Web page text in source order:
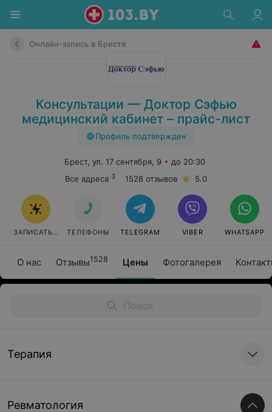
Онлайн-запись в Бресте
Консультации — Доктор Сэфью
медицинский кабинет – прайс-лист
Профиль подтвержден
О нас Отзывы1528 Цены Фотогалерея
Брест, ул. 17 сентября, 9
до 20:30
Все адреса 3 1528 отзывов 5.0
ЗАПИСАТЬСЯ ТЕЛЕФОНЫ TELEGRAM VIBER WHATSAPP
Терапия
Ревматология